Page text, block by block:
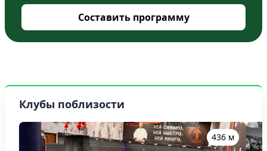
Составить программу
Клубы поблизости
436 м